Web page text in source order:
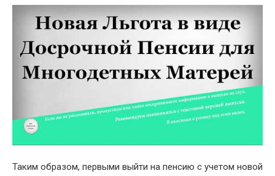
Таким образом, первыми выйти на пенсию с учетом новой